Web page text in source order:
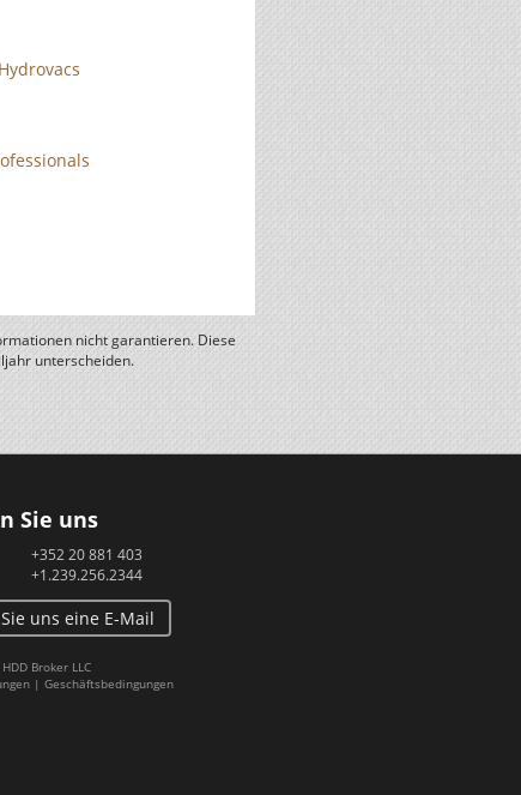
nicht garantieren. Diese
unterscheiden.
Sie uns
+352 20 881 403
+1.239.256.2344
uns eine E-Mail
Broker LLC
| Geschäftsbedingungen